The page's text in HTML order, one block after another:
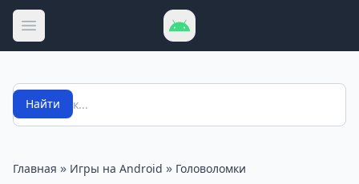
Открыть меню
Поиск
Найти
Главная » Игры на Android » Головоломки